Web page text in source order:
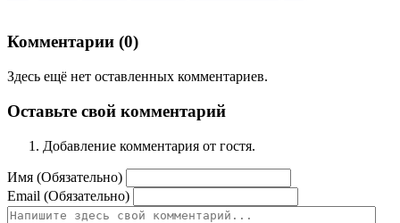
Комментарии (0)
Здесь ещё нет оставленных комментариев.
Оставьте свой комментарий
Добавление комментария от гостя.
Имя (Обязательно)
Email (Обязательно)